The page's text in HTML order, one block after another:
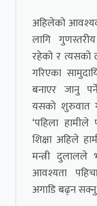
अहिलेको
लागि
रहेको र त्यसको
गरिएका
बनाएर जानु
यसको शुरुवात
‘पहिला
शिक्षा अहिले
मन्त्री दुलालले
आवश्यता
अगाडि बढ्न सक्नु